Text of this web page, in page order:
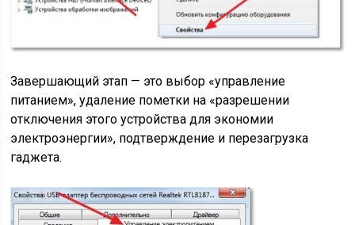
Завершающий этап — это выбор «управление
питанием», удаление пометки на «разрешении
отключения этого устройства для экономии
электроэнергии», подтверждение и перезагрузка
гаджета.